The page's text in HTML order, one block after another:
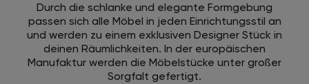
Durch die schlanke und elegante Formgebung
passen sich alle Möbel in jeden Einrichtungsstil an
und werden zu einem exklusiven Designer Stück in
deinen Räumlichkeiten. In der europäischen
Manufaktur werden die Möbelstücke unter großer
Sorgfalt gefertigt.